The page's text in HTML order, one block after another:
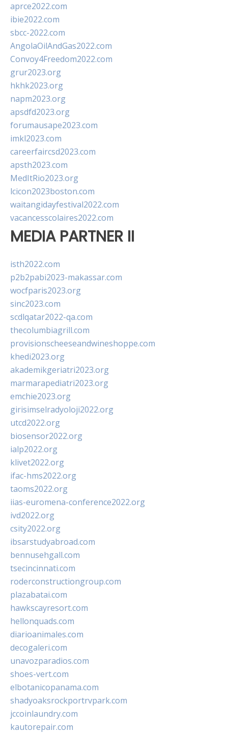
aprce2022.com
ibie2022.com
sbcc-2022.com
AngolaOilAndGas2022.com
Convoy4Freedom2022.com
grur2023.org
hkhk2023.org
napm2023.org
apsdfd2023.org
forumausape2023.com
imkl2023.com
careerfaircsd2023.com
apsth2023.com
MedItRio2023.org
lcicon2023boston.com
waitangidayfestival2022.com
vacancesscolaires2022.com
MEDIA PARTNER II
isth2022.com
p2b2pabi2023-makassar.com
wocfparis2023.org
sinc2023.com
scdlqatar2022-qa.com
thecolumbiagrill.com
provisionscheeseandwineshoppe.com
khedi2023.org
akademikgeriatri2023.org
marmarapediatri2023.org
emchie2023.org
girisimselradyoloji2022.org
utcd2022.org
biosensor2022.org
ialp2022.org
klivet2022.org
ifac-hms2022.org
taoms2022.org
iias-euromena-conference2022.org
ivd2022.org
csity2022.org
ibsarstudyabroad.com
bennusehgall.com
tsecincinnati.com
roderconstructiongroup.com
plazabatai.com
hawkscayresort.com
hellonquads.com
diarioanimales.com
decogaleri.com
unavozparadios.com
shoes-vert.com
elbotanicopanama.com
shadyoaksrockportrvpark.com
jccoinlaundry.com
kautorepair.com